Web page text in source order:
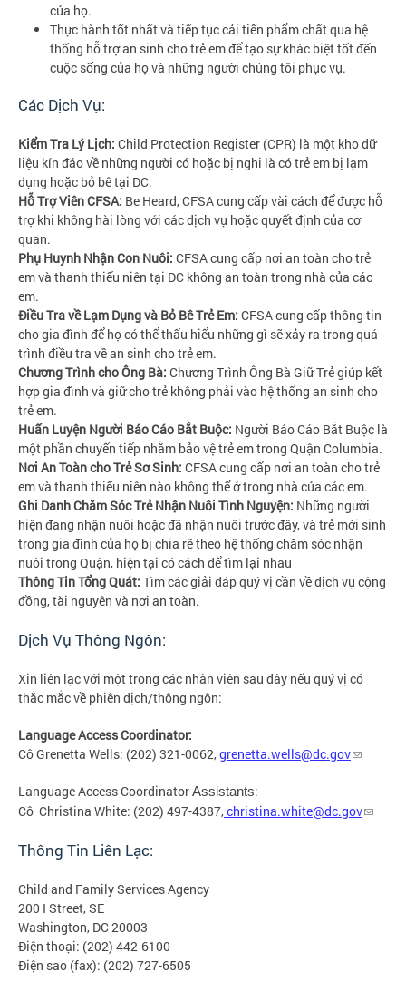
của họ.
Thực hành tốt nhất và tiếp tục cải tiến phẩm chất qua hệ
thống hỗ trợ an sinh cho trẻ em để tạo sự khác biệt tốt đến
cuộc sống của họ và những người chúng tôi phục vụ.
Các Dịch Vụ:
Kiểm Tra Lý Lịch: Child Protection Register (CPR) là một kho dữ
liệu kín đáo về những người có hoặc bị nghi là có trẻ em bị lạm
dụng hoặc bỏ bê tại DC.
Hỗ Trợ Viên CFSA: Be Heard, CFSA cung cấp vài cách để được hỗ
trợ khi không hài lòng với các dịch vụ hoặc quyết định của cơ
quan.
Phụ Huynh Nhận Con Nuôi: CFSA cung cấp nơi an toàn cho trẻ
em và thanh thiếu niên tại DC không an toàn trong nhà của các
em.
Điều Tra về Lạm Dụng và Bỏ Bê Trẻ Em: CFSA cung cấp thông tin
cho gia đình để họ có thể thấu hiểu những gì sẽ xảy ra trong quá
trình điều tra về an sinh cho trẻ em.
Chương Trình cho Ông Bà: Chương Trình Ông Bà Giữ Trẻ giúp kết
hợp gia đình và giữ cho trẻ không phải vào hệ thống an sinh cho
trẻ em.
Huấn Luyện Người Báo Cáo Bắt Buộc: Người Báo Cáo Bắt Buộc là
một phần chuyển tiếp nhằm bảo vệ trẻ em trong Quận Columbia.
Nơi An Toàn cho Trẻ Sơ Sinh: CFSA cung cấp nơi an toàn cho trẻ
em và thanh thiếu niên nào không thể ở trong nhà của các em.
Ghi Danh Chăm Sóc Trẻ Nhận Nuôi Tình Nguyện: Những người
hiện đang nhận nuôi hoặc đã nhận nuôi trước đây, và trẻ mới sinh
trong gia đình của họ bị chia rẽ theo hệ thống chăm sóc nhận
nuôi trong Quận, hiện tại có cách để tìm lại nhau
Thông Tin Tổng Quát: Tìm các giải đáp quý vị cần về dịch vụ cộng
đồng, tài nguyên và nơi an toàn.
Dịch Vụ Thông Ngôn:
Xin liên lạc với một trong các nhân viên sau đây nếu quý vị có
thắc mắc về phiên dịch/thông ngôn:
Language Access Coordinator:
Cô Grenetta Wells: (202) 321-0062,grenetta.wells@dc.gov
Language Access CoordinatorAssistants:
Cô Christina White: (202) 497-4387,christina.white@dc.gov
Thông Tin Liên Lạc:
Child and Family Services Agency
200 I Street, SE
Washington, DC 20003
Điện thoại: (202) 442-6100
Điện sao (fax): (202) 727-6505